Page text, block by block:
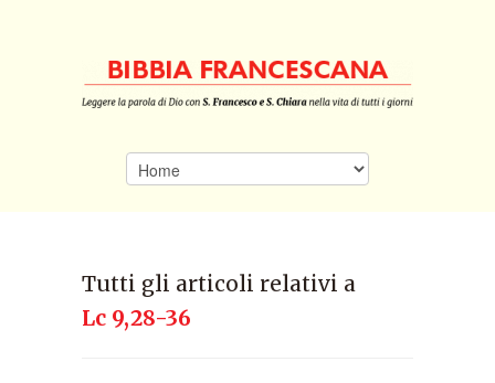
Tutti gli articoli relativi a
Lc 9,28-36